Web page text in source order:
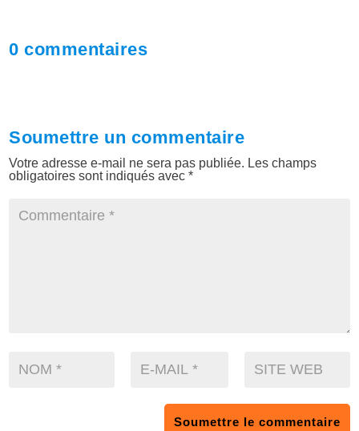
0 commentaires
Soumettre un commentaire
Votre adresse e-mail ne sera pas publiée. Les champs
obligatoires sont indiqués avec*
Soumettre le commentaire